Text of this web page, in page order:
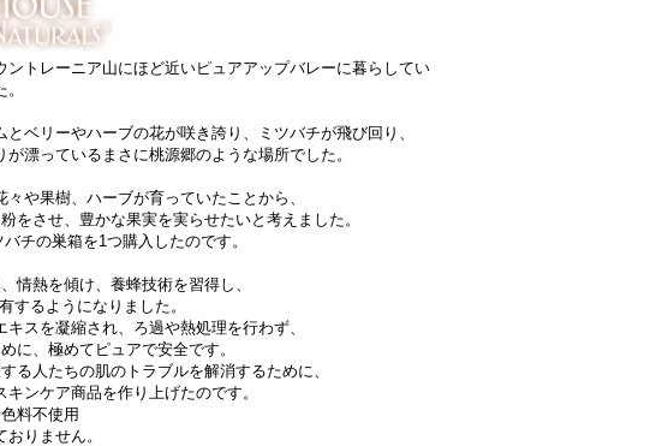
トレーニア山にほど近いピュアアップバレーに暮らしてい
ベリーやハーブの花が咲き誇り、ミツバチが飛び回り、
漂っているまさに桃源郷のような場所でした。
や果樹、ハーブが育っていたことから、
をさせ、豊かな果実を実らせたいと考えました。
チの巣箱を1つ購入したのです。
情熱を傾け、養蜂技術を習得し、
するようになりました。
スを凝縮され、ろ過や熱処理を行わず、
に、極めてピュアで安全です。
る人たちの肌のトラブルを解消するために、
ンケア商品を作り上げたのです。
料不使用
りません。